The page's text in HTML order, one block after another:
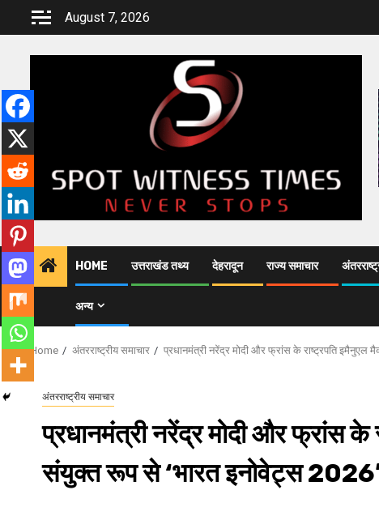
August 7, 2026
HOME उत्तराखंड तथ्य देहरादून राज्य समाचार
अन्य
Home अंतरराष्ट्रीय समाचार प्रधानमंत्री नरेंद्र मोदी और फ्रांस के राष्ट्रपति इमैनुएल
अंतरराष्ट्रीय समाचार
प्रधानमंत्री नरेंद्र मोदी और फ्रांस के
संयुक्त रूप से ‘भारत इनोवेट्स